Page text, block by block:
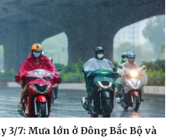
Công nghệ
Sành điệu
Tin Công nghệ
Trải nghiệm
Chuyển đổi số
3/7: Mưa lớn ở Đông Bắc Bộ và